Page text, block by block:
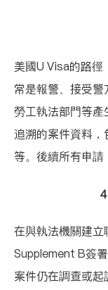
美國U Visa的路
常是報警、接受警
勞工執法部門等
追溯的案件資料
等。後續所有申請
在與執法機關建
Supplement B簽
案件仍在調查或